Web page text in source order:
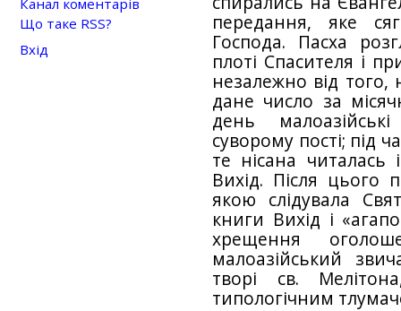
передання, яке
Господа. Пасха
плоті Спасителя і
незалежно від
дане число за
день
суворому пості; під
те нісана читалась
Вихід. Після цього
якою слідувала
книги Вихід і
хрещення
малоазійський
творі св.
типологічним
Що таке RSS?
Вхід